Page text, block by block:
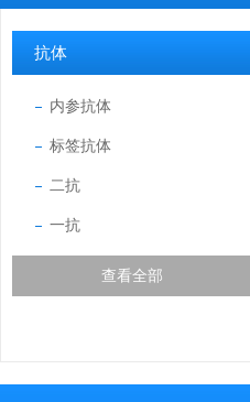
抗体
内参抗体
标签抗体
二抗
一抗
查看全部